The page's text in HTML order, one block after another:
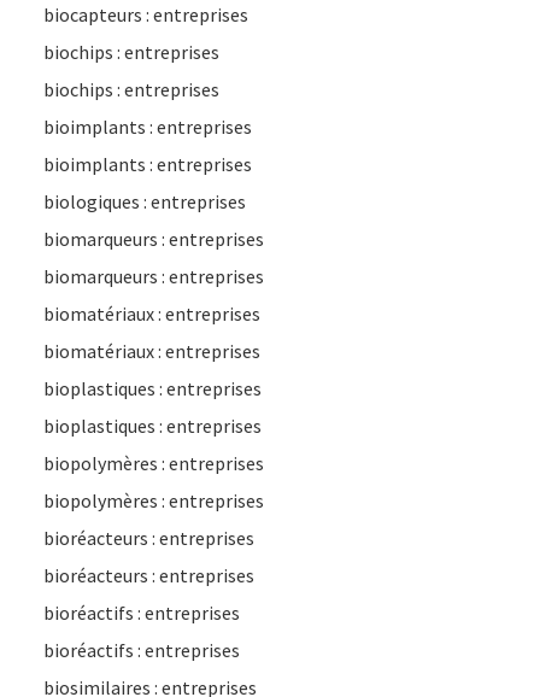
biocapteurs : entreprises
biochips : entreprises
biochips : entreprises
bioimplants : entreprises
bioimplants : entreprises
biologiques : entreprises
biomarqueurs : entreprises
biomarqueurs : entreprises
biomatériaux : entreprises
biomatériaux : entreprises
bioplastiques : entreprises
bioplastiques : entreprises
biopolymères : entreprises
biopolymères : entreprises
bioréacteurs : entreprises
bioréacteurs : entreprises
bioréactifs : entreprises
bioréactifs : entreprises
biosimilaires : entreprises